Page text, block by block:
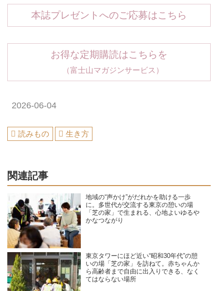
本誌プレゼントへのご応募はこちら
お得な定期購読はこちらを
（富士山マガジンサービス）
2026-06-04
読みもの 生き方
関連記事
地域の“声かけ”がだれかを助ける一歩
に。多世代が交流する東京の憩いの場
「芝の家」で生まれる、心地よいゆるや
かなつながり
東京タワーにほど近い“昭和30年代”の憩
いの場「芝の家」を訪ねて。赤ちゃんか
ら高齢者まで自由に出入りできる、なく
てはならない場所